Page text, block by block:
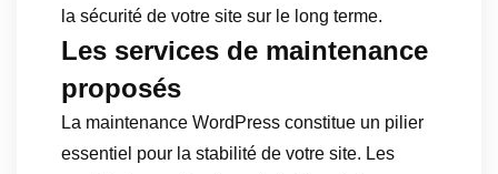
la sécurité de votre site sur le long terme.
Les services de maintenance
proposés
La maintenance WordPress constitue un pilier
essentiel pour la stabilité de votre site. Les